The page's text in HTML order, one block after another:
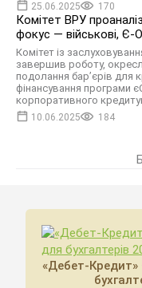
25.06.2025 170
Комітет ВРУ
фокус — військові, Є-
Комітет із
завершив роботу,
подолання бар’єрів для
фінансування програми
корпоративного
10.06.2025 184
«Дебет-